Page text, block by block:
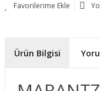
Ürün Bilgisi